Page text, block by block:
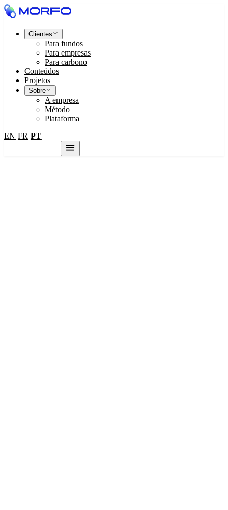
Clientes
Para fundos
Para empresas
Para carbono
Conteúdos
Projetos
Sobre
A empresa
Método
Plataforma
EN ·FR ·PT